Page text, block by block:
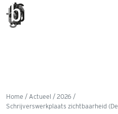
Home Actueel
2026
Schrijverswerkplaats zichtbaarheid